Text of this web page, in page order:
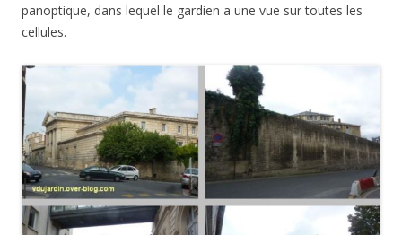
panoptique, dans lequel le gardien a une vue sur toutes les
cellules.